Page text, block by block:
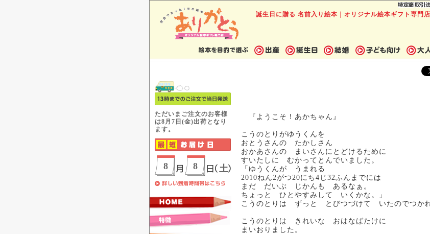
誕生日に贈る 名前入り絵本｜オリジナル絵本ギフト専門
『ようこそ！あかちゃん』
こうのとりがゆうくんを
おとうさんの たかしさん
おかあさんの まいさんにとどけるために
すいたしに むかってとんでいました。
「ゆうくんが うまれる
2010ねん2がつ20にち4じ32ふんまでには
まだ だいぶ じかんも あるなぁ。
ちょっと ひとやすみして いくかな。」
こうのとりは ずっと とびつづけて いたのでつか
こうのとりは きれいな おはなばたけに
まいおりました。